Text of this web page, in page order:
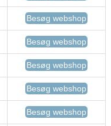
Besøg webshop
Besøg webshop
Besøg webshop
Besøg webshop
Besøg webshop